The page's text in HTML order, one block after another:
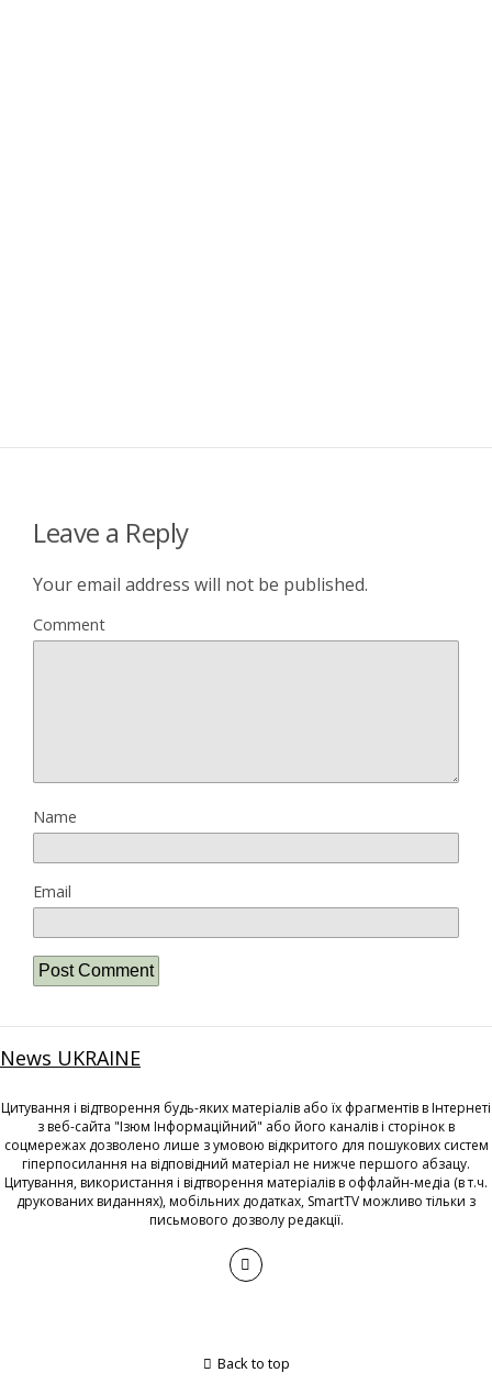
Leave a Reply
Your email address will not be published.
Comment
Name
Email
News UKRAINE
Цитування і відтворення будь-яких матеріалів або їх фрагментів в Інтернеті
з веб-сайта "Ізюм Інформаційний" або його каналів і сторінок в
соцмережах дозволено лише з умовою відкритого для пошукових систем
гіперпосилання на відповідний матеріал не нижче першого абзацу.
Цитування, використання і відтворення матеріалів в оффлайн-медіа (в т.ч.
друкованих виданнях), мобільних додатках, SmartTV можливо тільки з
письмового дозволу редакції.
Back to top